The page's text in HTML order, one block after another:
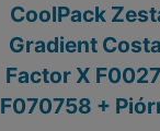
CoolPack
Gradient
Factor X
F070758 +